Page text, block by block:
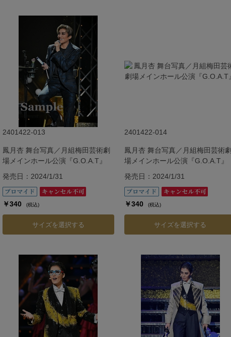
2401422-013
鳳月杏 舞台写真／月組梅田芸術劇
場メインホール公演『G.O.A.T』
発売日：2024/1/31
￥340 (税込)
サイズを選択する
2401422-014
鳳月杏 舞台写真／月組梅田芸術劇
場メインホール公演『G.O.A.T』
発売日：2024/1/31
￥340 (税込)
サイズを選択する